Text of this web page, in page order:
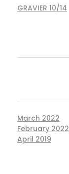
GRAVIER 10/14
March 2022
February 2022
April 2019